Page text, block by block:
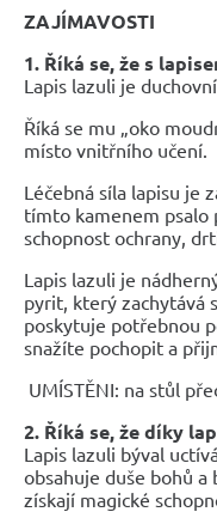
ZAJÍMAVOSTI
1. Říká se, že s
Lapis lazuli je
Říká se mu „oko
místo vnitřního učení.
Léčebná síla lapisu je
tímto kamenem psalo
schopnost ochrany,
Lapis lazuli je
pyrit, který zachytává
poskytuje potřebnou
snažíte pochopit a
UMÍSTĚNI: na stůl
2. Říká se, že díky
Lapis lazuli býval
obsahuje duše bohů
získají magické